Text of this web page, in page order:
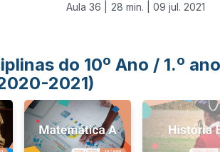
Aula 36 | 28 min. | 09 jul. 2021
do 10º Ano / 1.º ano
2021)